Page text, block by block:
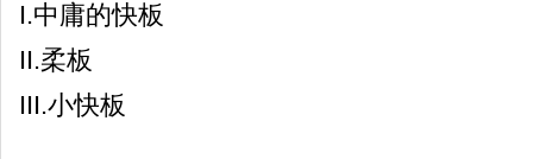
I.中庸的快板
II.柔板
III.小快板